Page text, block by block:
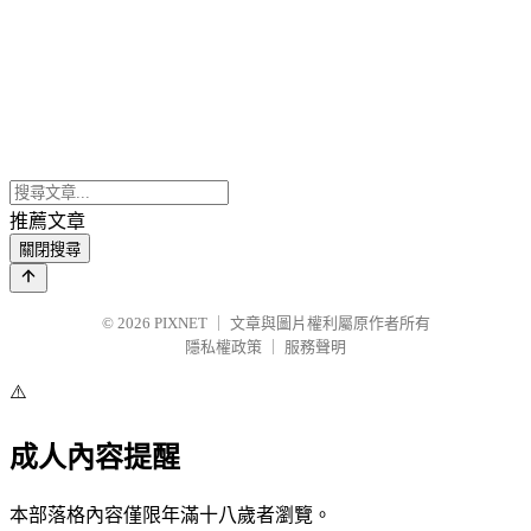
推薦文章
關閉搜尋
© 2026 PIXNET
文章與圖片權利屬原作者所有
隱私權政策
服務聲明
⚠️
成人內容提醒
本部落格內容僅限年滿十八歲者瀏覽。